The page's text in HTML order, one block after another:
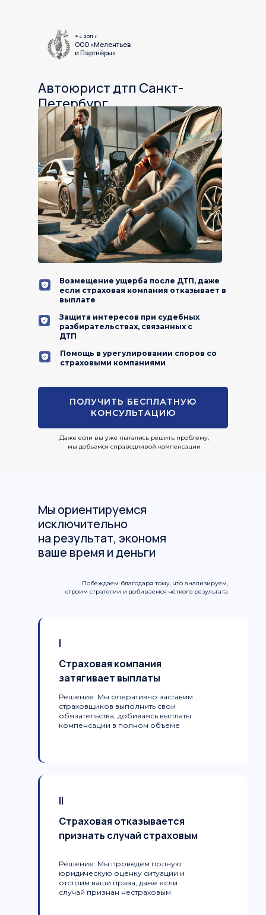
Автоюрист дтп Санкт-
Петербург
ООО «Мелентьев
и Партнёры»
c 2011 г.
ПОЛУЧИТЬ БЕСПЛАТНУЮ
КОНСУЛЬТАЦИЮ
Возмещение ущерба после ДТП, даже
если страховая компания отказывает в
выплате
Защита интересов при судебных
разбирательствах, связанных с
ДТП
Помощь в урегулировании споров со
страховыми компаниями
Даже если вы уже пытались решить проблему,
мы добьемся справедливой компенсации
Мы ориентируемся
исключительно
на результат, экономя
ваше время и деньги
Побеждаем благодаря тому, что анализируем,
строим стратегии и добиваемся чёткого результата
Решение: Мы оперативно заставим
страховщиков выполнить свои
обязательства, добиваясь выплаты
компенсации в полном объеме
Страховая компания
затягивает выплаты
I
Решение: Мы проведем полную
юридическую оценку ситуации и
отстоим ваши права, даже если
случай признан нестраховым
Страховая отказывается
признать случай страховым
II